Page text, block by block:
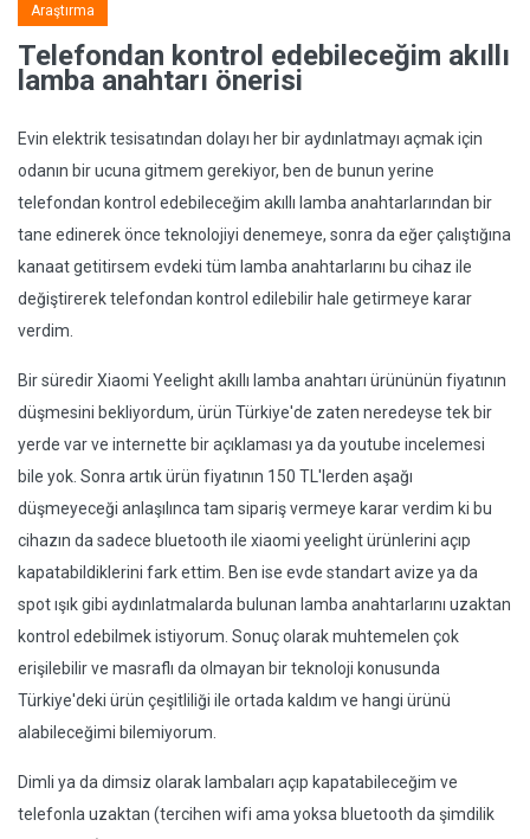
Araştırma
Telefondan kontrol edebileceğim akıllı
lamba anahtarı önerisi
Evin elektrik tesisatından dolayı her bir aydınlatmayı açmak için
odanın bir ucuna gitmem gerekiyor, ben de bunun yerine
telefondan kontrol edebileceğim akıllı lamba anahtarlarından bir
tane edinerek önce teknolojiyi denemeye, sonra da eğer çalıştığına
kanaat getitirsem evdeki tüm lamba anahtarlarını bu cihaz ile
değiştirerek telefondan kontrol edilebilir hale getirmeye karar
verdim.
Bir süredir Xiaomi Yeelight akıllı lamba anahtarı ürününün fiyatının
düşmesini bekliyordum, ürün Türkiye'de zaten neredeyse tek bir
yerde var ve internette bir açıklaması ya da youtube incelemesi
bile yok. Sonra artık ürün fiyatının 150 TL'lerden aşağı
düşmeyeceği anlaşılınca tam sipariş vermeye karar verdim ki bu
cihazın da sadece bluetooth ile xiaomi yeelight ürünlerini açıp
kapatabildiklerini fark ettim. Ben ise evde standart avize ya da
spot ışık gibi aydınlatmalarda bulunan lamba anahtarlarını uzaktan
kontrol edebilmek istiyorum. Sonuç olarak muhtemelen çok
erişilebilir ve masraflı da olmayan bir teknoloji konusunda
Türkiye'deki ürün çeşitliliği ile ortada kaldım ve hangi ürünü
alabileceğimi bilemiyorum.
Dimli ya da dimsiz olarak lambaları açıp kapatabileceğim ve
telefonla uzaktan (tercihen wifi ama yoksa bluetooth da şimdilik